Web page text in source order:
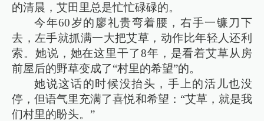
的清晨，艾田里总是忙忙碌碌的。
今年60岁的廖礼贵弯着腰，右手一镰刀下
去，左手就抓满一大把艾草，动作比年轻人还利
索。她说，她在这里干了8年，是看着艾草从房
前屋后的野草变成了“村里的希望”的。
她说这话的时候没抬头，手上的活儿也没
停，但语气里充满了喜悦和希望：“艾草，就是我
们村里的盼头。”